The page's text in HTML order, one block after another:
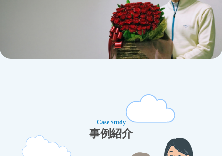
Case Study
事例紹介